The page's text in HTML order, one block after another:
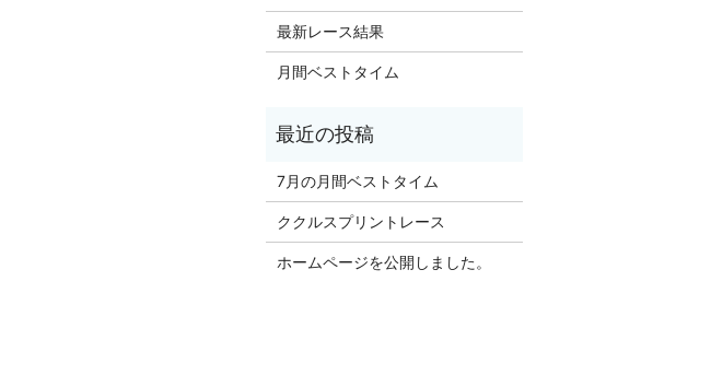
最新レース結果
月間ベストタイム
7月の月間ベストタイム
ククルスプリントレース
ホームページを公開しました。